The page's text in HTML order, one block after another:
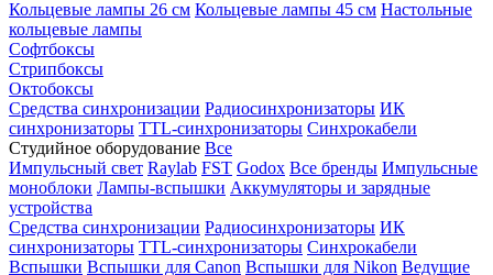
Кольцевые лампы 26 см Кольцевые лампы 45 см Настольные
кольцевые лампы
Софтбоксы
Стрипбоксы
Октобоксы
Средства синхронизации Радиосинхронизаторы ИК
синхронизаторы TTL-синхронизаторы Синхрокабели
Студийное оборудование Все
Импульсный свет Raylab FST Godox Все бренды Импульсные
моноблоки Лампы-вспышки Аккумуляторы и зарядные
устройства
Средства синхронизации Радиосинхронизаторы ИК
синхронизаторы TTL-синхронизаторы Синхрокабели
Вспышки Вспышки для Canon Вспышки для Nikon Ведущие